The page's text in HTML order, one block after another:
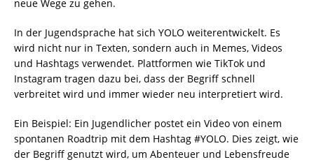
neue Wege zu gehen.
In der Jugendsprache hat sich YOLO weiterentwickelt. Es
wird nicht nur in Texten, sondern auch in Memes, Videos
und Hashtags verwendet. Plattformen wie TikTok und
Instagram tragen dazu bei, dass der Begriff schnell
verbreitet wird und immer wieder neu interpretiert wird.
Ein Beispiel: Ein Jugendlicher postet ein Video von einem
spontanen Roadtrip mit dem Hashtag #YOLO. Dies zeigt, wie
der Begriff genutzt wird, um Abenteuer und Lebensfreude